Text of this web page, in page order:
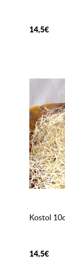
14,5€
Kostol
14,5€